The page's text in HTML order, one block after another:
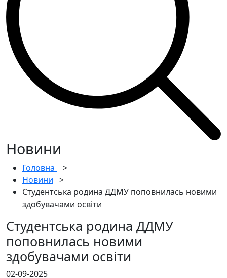
Новини
Головна
>
Новини >
Студентська родина ДДМУ поповнилась новими
здобувачами освіти
Студентська родина ДДМУ
поповнилась новими
здобувачами освіти
02-09-2025